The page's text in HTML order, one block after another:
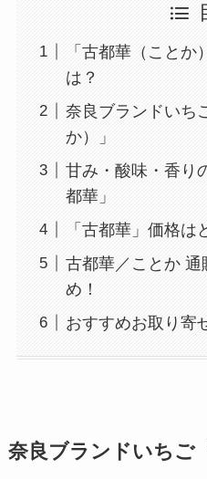
「古都華（こと
は？
奈良ブランドいち
か）」
甘み・酸味・香り
都華」
「古都華」価格は
古都華／ことか 通
め！
おすすめお取り寄
奈良ブランドいちご